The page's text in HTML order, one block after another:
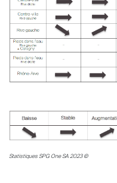
Statistiques SPG One SA 2023 ©